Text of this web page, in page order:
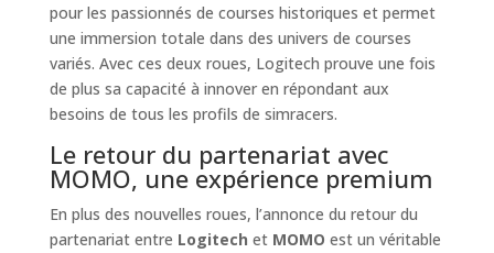
pour les passionnés de courses historiques et permet
une immersion totale dans des univers de courses
variés. Avec ces deux roues, Logitech prouve une fois
de plus sa capacité à innover en répondant aux
besoins de tous les profils de simracers.
Le retour du partenariat avec
MOMO, une expérience premium
En plus des nouvelles roues, l’annonce du retour du
partenariat entre Logitech et MOMO est un véritable